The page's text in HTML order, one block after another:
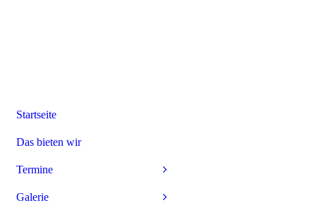
Startseite
Das bieten wir
Termine
Galerie